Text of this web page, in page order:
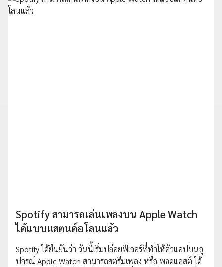
Spotify สามารถเล่นเพลงบน Apple Watch
ได้แบบแสตนด์อโลนแล้ว
Spotify ได้ยืนยันว่า วันนี้เริ่มปล่อยฟีเจอร์ที่ทำให้ตัวแอปบนอุ
ปกรณ์ Apple Watch สามารถสตรีมเพลง หรือ พอดแคสต์ ได้